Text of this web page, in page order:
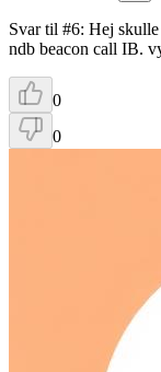
Svar til #6: Hej
ndb beacon call IB.
0
0